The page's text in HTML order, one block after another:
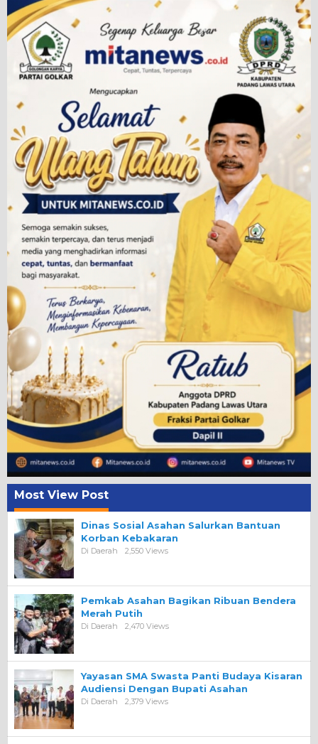
Most View Post
Dinas Sosial Asahan Salurkan Bantuan
Korban Kebakaran
Di Daerah 2,550 Views
Pemkab Asahan Bagikan Ribuan Bendera
Merah Putih
Di Daerah 2,470 Views
Yayasan SMA Swasta Panti Budaya Kisaran
Audiensi Dengan Bupati Asahan
Di Daerah 2,379 Views